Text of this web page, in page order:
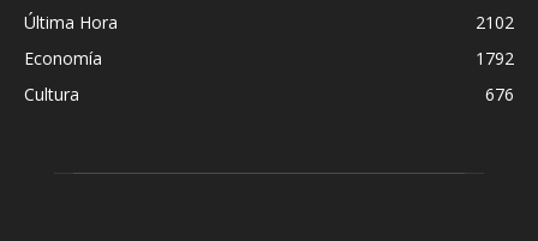
Última Hora
2102
Economía
1792
Cultura
676